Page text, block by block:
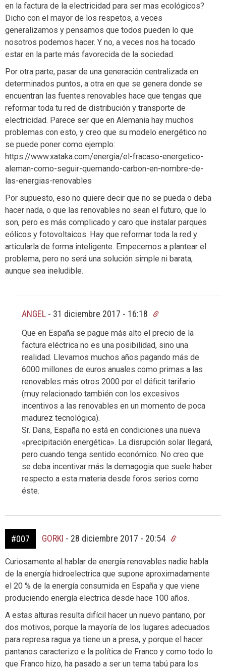
en la factura de la electricidad para ser mas ecológicos?
Dicho con el mayor de los respetos, a veces
generalizamos y pensamos que todos pueden lo que
nosotros podemos hacer. Y no, a veces nos ha tocado
estar en la parte más favorecida de la sociedad.
Por otra parte, pasar de una generación centralizada en
determinados puntos, a otra en que se genera donde se
encuentran las fuentes renovables hace que tengas que
reformar toda tu red de distribución y transporte de
electricidad. Parece ser que en Alemania hay muchos
problemas con esto, y creo que su modelo energético no
se puede poner como ejemplo:
https://www.xataka.com/energia/el-fracaso-energetico-
aleman-como-seguir-quemando-carbon-en-nombre-de-
las-energias-renovables
Por supuesto, eso no quiere decir que no se pueda o deba
hacer nada, o que las renovables no sean el futuro, que lo
son, pero es más complicado y caro que instalar parques
eólicos y fotovoltaicos. Hay que reformar toda la red y
articularla de forma inteligente. Empecemos a plantear el
problema, pero no será una solución simple ni barata,
aunque sea ineludible.
ANGEL - 31 diciembre 2017 - 16:18
Que en España se pague más alto el precio de la
factura eléctrica no es una posibilidad, sino una
realidad. Llevamos muchos años pagando más de
6000 millones de euros anuales como primas a las
renovables más otros 2000 por el déficit tarifario
(muy relacionado también con los excesivos
incentivos a las renovables en un momento de poca
madurez tecnológica).
Sr. Dans, España no está en condiciones una nueva
«precipitación energética». La disrupción solar llegará,
pero cuando tenga sentido económico. No creo que
se deba incentivar más la demagogia que suele haber
respecto a esta materia desde foros serios como
éste.
#007 GORKI - 28 diciembre 2017 - 20:54
Curiosamente al hablar de energía renovables nadie habla
de la energía hidroelectrica que supone aproximadamente
el 20 % de la energía consumida en España y que viene
produciendo energía electrica desde hace 100 años.
A estas alturas resulta difícil hacer un nuevo pantano, por
dos motivos, porque la mayoría de los lugares adecuados
para represa ragua ya tiene un a presa, y porque el hacer
pantanos caracterizo e la política de Franco y como todo lo
que Franco hizo, ha pasado a ser un tema tabú para los